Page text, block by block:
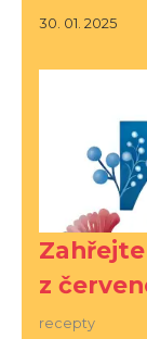
30. 01. 2025
z
recepty